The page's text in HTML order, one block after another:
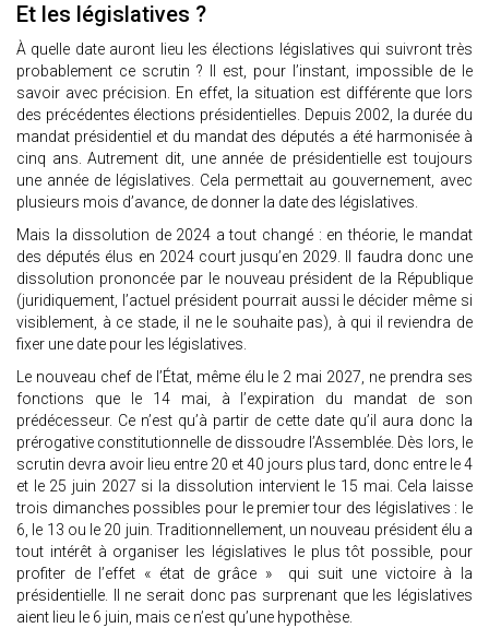
Et les législatives ?
À quelle date auront lieu les élections législatives qui suivront très
probablement ce scrutin ? Il est, pour l’instant, impossible de le
savoir avec précision. En effet, la situation est différente que lors
des précédentes élections présidentielles. Depuis 2002, la durée du
mandat présidentiel et du mandat des députés a été harmonisée à
cinq ans. Autrement dit, une année de présidentielle est toujours
une année de législatives. Cela permettait au gouvernement, avec
plusieurs mois d’avance, de donner la date des législatives.
Mais la dissolution de 2024 a tout changé : en théorie, le mandat
des députés élus en 2024 court jusqu’en 2029. Il faudra donc une
dissolution prononcée par le nouveau président de la République
(juridiquement, l’actuel président pourrait aussi le décider même si
visiblement, à ce stade, il ne le souhaite pas), à qui il reviendra de
fixer une date pour les législatives.
Le nouveau chef de l’État, même élu le 2 mai 2027, ne prendra ses
fonctions que le 14 mai, à l’expiration du mandat de son
prédécesseur. Ce n’est qu’à partir de cette date qu’il aura donc la
prérogative constitutionnelle de dissoudre l’Assemblée. Dès lors, le
scrutin devra avoir lieu entre 20 et 40 jours plus tard, donc entre le 4
et le 25 juin 2027 si la dissolution intervient le 15 mai. Cela laisse
trois dimanches possibles pour le premier tour des législatives : le
6, le 13 ou le 20 juin. Traditionnellement, un nouveau président élu a
tout intérêt à organiser les législatives le plus tôt possible, pour
profiter de l’effet « état de grâce » qui suit une victoire à la
présidentielle. Il ne serait donc pas surprenant que les législatives
aient lieu le 6 juin, mais ce n’est qu’une hypothèse.